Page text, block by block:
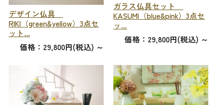
デザイン仏具
RIKI（green&yellow）3点セ
ット...
価格：29,800円(税込) ～
ガラス仏具セット
KASUMI（blue&pink）3点セ
ッ...
価格：29,800円(税込) ～